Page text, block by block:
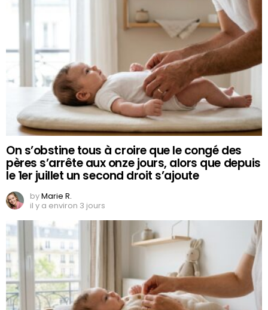
On s’obstine tous à croire que le congé des
pères s’arrête aux onze jours, alors que depuis
le 1er juillet un second droit s’ajoute
byMarie R.
il y a environ 3 jours